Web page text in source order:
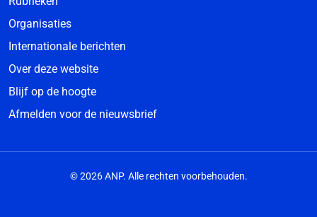
Organisaties
Internationale berichten
Over deze website
Blijf op de hoogte
Afmelden voor de nieuwsbrief
© 2026 ANP. Alle rechten voorbehouden.